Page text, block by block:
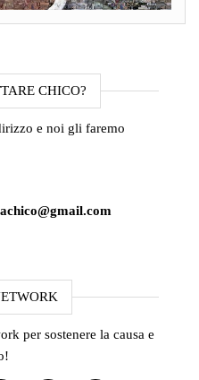
CHICO?
e noi gli faremo
per sostenere la causa e